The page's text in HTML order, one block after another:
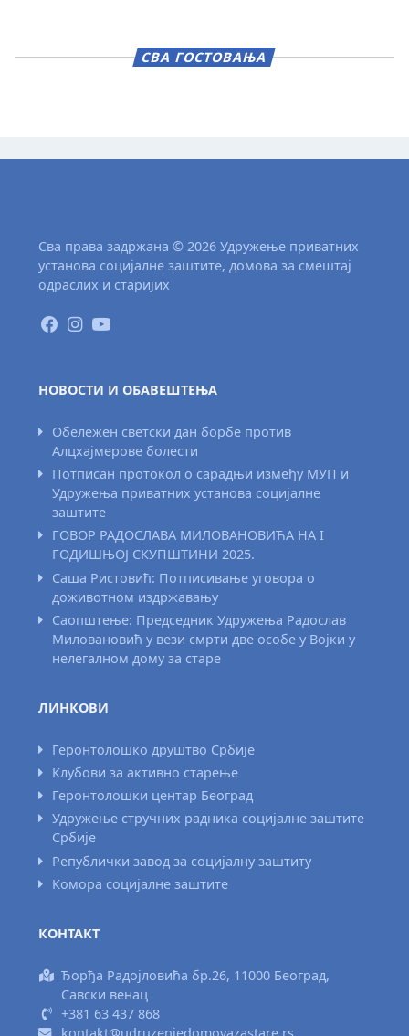
СВА ГОСТОВАЊА
Сва права задржана © 2026 Удружење приватних
установа социјалне заштите, домова за смештај
одраслих и старијих
НОВОСТИ И ОБАВЕШТЕЊА
Обележен светски дан борбе против
Алцхајмерове болести
Потписан протокол о сарадњи између МУП и
Удружења приватних установа социјалне
заштите
ГОВОР РАДОСЛАВА МИЛОВАНОВИЋА НА I
ГОДИШЊОЈ СКУПШТИНИ 2025.
Саша Ристовић: Потписивање уговора о
доживотном издржавању
Саопштење: Председник Удружења Радослав
Миловановић у вези смрти две особе у Војки у
нелегалном дому за старе
ЛИНКОВИ
Геронтолошко друштво Србије
Клубови за активно старење
Геронтолошки центар Београд
Удружење стручних радника социјалне заштите
Србије
Републички завод за социјалну заштиту
Комора социјалне заштите
КОНТАКТ
Ђорђа Радојловића бр.26, 11000 Београд,
Савски венац
+381 63 437 868
kontakt@udruzenjedomovazastare.rs